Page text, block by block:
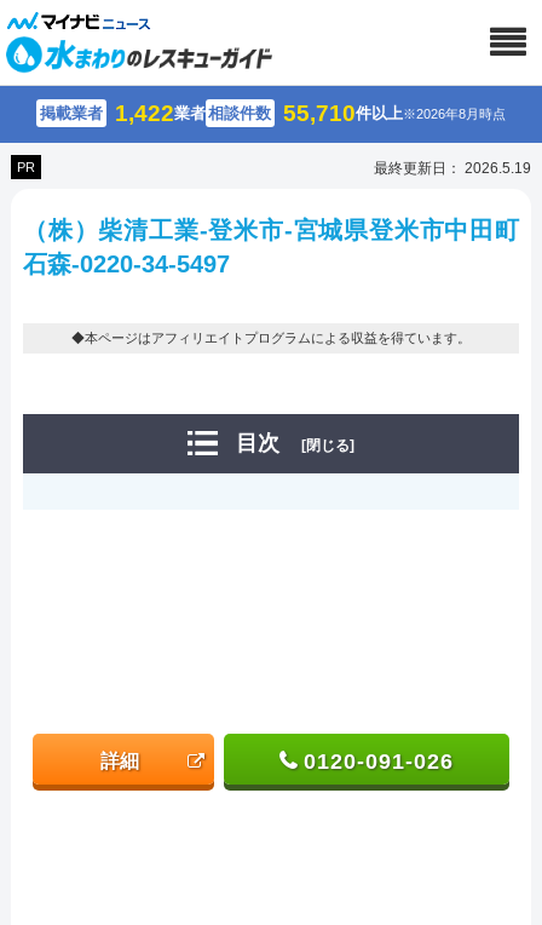
掲載業者 1,422業者相談件数 55,710件以上※2026年8月時点
PR 最終更新日： 2026.5.19
（株）柴清工業-登米市-宮城県登米市中田町
石森-0220-34-5497
◆本ページはアフィリエイトプログラムによる収益を得ています。
目次 [閉じる]
詳細 0120-091-026